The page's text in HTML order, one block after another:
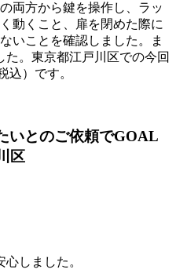
両方から鍵を操作し、ラッ
動くこと、扉を閉めた際に
いことを確認しました。ま
た。東京都江戸川区での今回
込）です。
いとのご依頼でGOAL
区
しました。